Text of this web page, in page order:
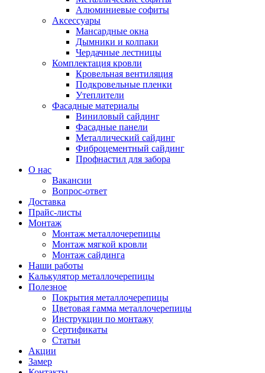
Алюминиевые софиты
Аксессуары
Мансардные окна
Дымники и колпаки
Чердачные лестницы
Комплектация кровли
Кровельная вентиляция
Подкровельные пленки
Утеплители
Фасадные материалы
Виниловый сайдинг
Фасадные панели
Металлический сайдинг
Фиброцементный сайдинг
Профнастил для забора
О нас
Вакансии
Вопрос-ответ
Доставка
Прайс-листы
Монтаж
Монтаж металлочерепицы
Монтаж мягкой кровли
Монтаж сайдинга
Наши работы
Калькулятор металлочерепицы
Полезное
Покрытия металлочерепицы
Цветовая гамма металлочерепицы
Инструкции по монтажу
Сертификаты
Статьи
Акции
Замер